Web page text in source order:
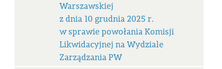
Warszawskiej
z dnia 10 grudnia 2025 r.
w sprawie powołania Komisji
Likwidacyjnej na Wydziale
Zarządzania PW